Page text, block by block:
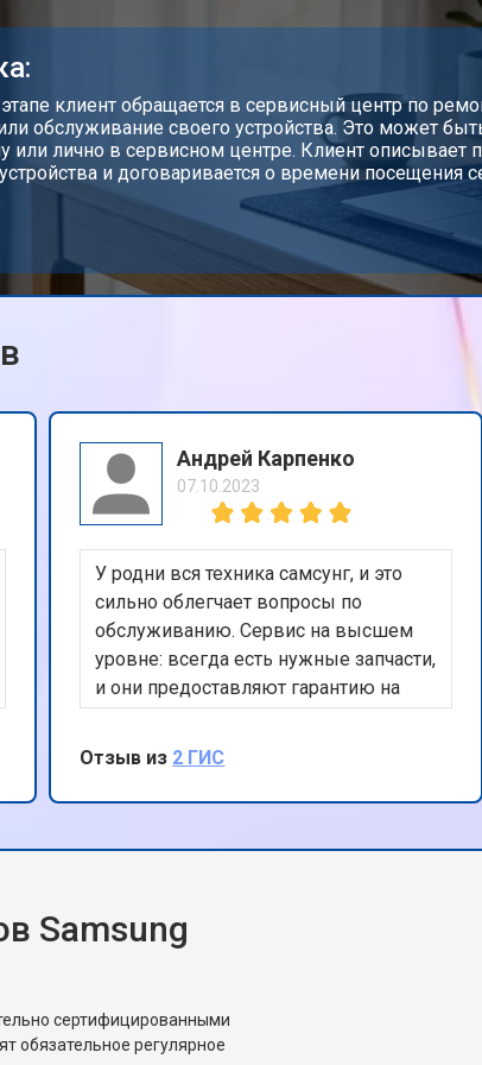
от 60 мин
от 110 мин
от 50 мин
от 80 мин
от 50 мин
от 70 мин
от 50 мин
клиент обращается в сервисный центр по
обслуживание своего устройства. Это может
или лично в сервисном центре. Клиент
и договаривается о времени посещения
Андрей Карпенко
07.10.2023
У родни вся техника самсунг, и это
сильно облегчает вопросы по
обслуживанию. Сервис на высшем
уровне: всегда есть нужные запчасти,
и они предоставляют гарантию на
свои работы. А еще, почти все
мастера уже как друзья.
Отзыв из 2 ГИС
Samsung
сертифицированными
обязательное регулярное